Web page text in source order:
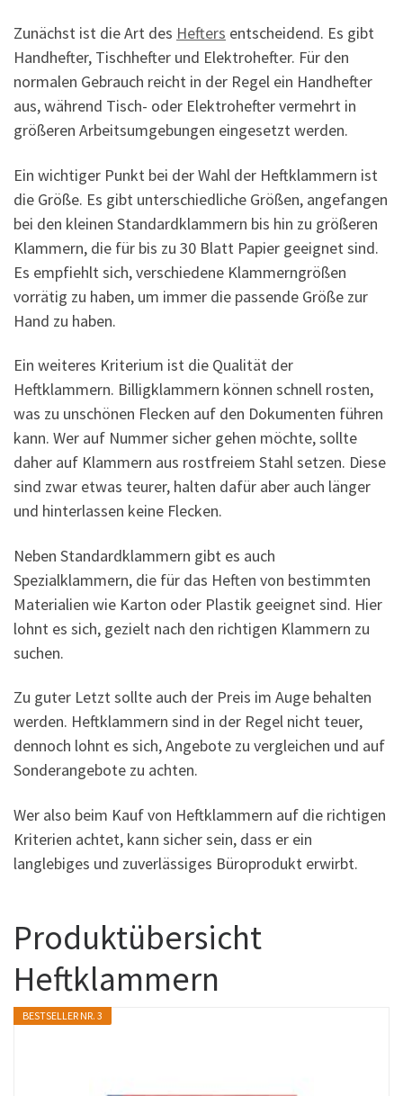
Zunächst ist die Art des Hefters entscheidend. Es gibt
Handhefter, Tischhefter und Elektrohefter. Für den
normalen Gebrauch reicht in der Regel ein Handhefter
aus, während Tisch- oder Elektrohefter vermehrt in
größeren Arbeitsumgebungen eingesetzt werden.
Ein wichtiger Punkt bei der Wahl der Heftklammern ist
die Größe. Es gibt unterschiedliche Größen, angefangen
bei den kleinen Standardklammern bis hin zu größeren
Klammern, die für bis zu 30 Blatt Papier geeignet sind.
Es empfiehlt sich, verschiedene Klammerngrößen
vorrätig zu haben, um immer die passende Größe zur
Hand zu haben.
Ein weiteres Kriterium ist die Qualität der
Heftklammern. Billigklammern können schnell rosten,
was zu unschönen Flecken auf den Dokumenten führen
kann. Wer auf Nummer sicher gehen möchte, sollte
daher auf Klammern aus rostfreiem Stahl setzen. Diese
sind zwar etwas teurer, halten dafür aber auch länger
und hinterlassen keine Flecken.
Neben Standardklammern gibt es auch
Spezialklammern, die für das Heften von bestimmten
Materialien wie Karton oder Plastik geeignet sind. Hier
lohnt es sich, gezielt nach den richtigen Klammern zu
suchen.
Zu guter Letzt sollte auch der Preis im Auge behalten
werden. Heftklammern sind in der Regel nicht teuer,
dennoch lohnt es sich, Angebote zu vergleichen und auf
Sonderangebote zu achten.
Wer also beim Kauf von Heftklammern auf die richtigen
Kriterien achtet, kann sicher sein, dass er ein
langlebiges und zuverlässiges Büroprodukt erwirbt.
Produktübersicht
Heftklammern
BESTSELLER NR. 3